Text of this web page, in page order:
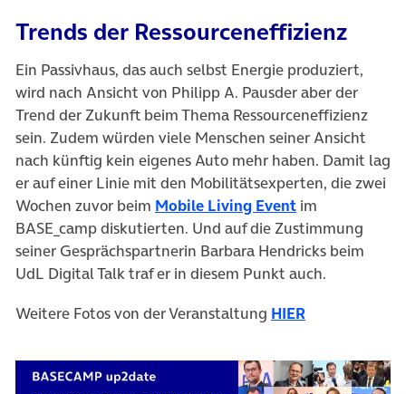
Trends der Ressourceneffizienz
Ein Passivhaus, das auch selbst Energie produziert,
wird nach Ansicht von Philipp A. Pausder aber der
Trend der Zukunft beim Thema Ressourceneffizienz
sein. Zudem würden viele Menschen seiner Ansicht
nach künftig kein eigenes Auto mehr haben. Damit lag
er auf einer Linie mit den Mobilitätsexperten, die zwei
Wochen zuvor beim Mobile Living Event(öffnet in
im
BASE_camp diskutierten. Und auf die Zustimmung
seiner Gesprächspartnerin Barbara Hendricks beim
UdL Digital Talk traf er in diesem Punkt auch.
Weitere Fotos von der Veranstaltung HIER